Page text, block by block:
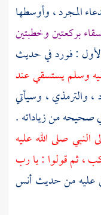
المجرد ، وأوسطها
بركعتين وخطبتين
: فورد في حديث
وسلم يستسقي عند
،والترمذي، وسيأتي
صحيحه من زياداته .
النبي صلى الله عليه
، ثم قولوا : يا رب
عليه من حديث أنس